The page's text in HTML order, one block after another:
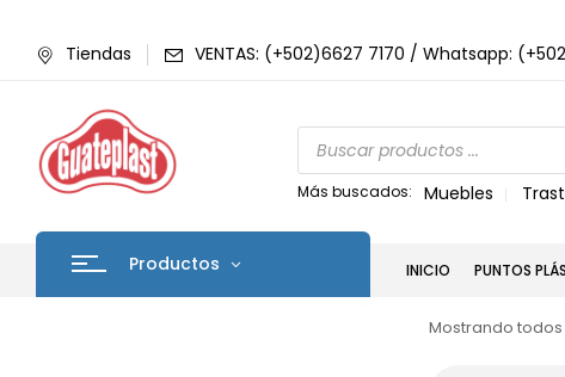
Tiendas VENTAS: (+502)6627 7170 / Whatsapp:
Más buscados: Muebles
Productos INICIO PUNTOS
Mostrando